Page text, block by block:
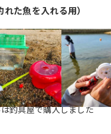
た魚を入れる用）
釣具屋で購入しました